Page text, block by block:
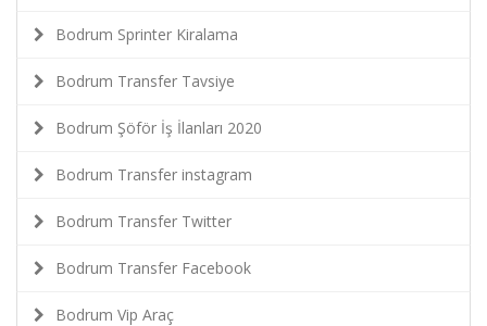
Bodrum Sprinter Kiralama
Bodrum Transfer Tavsiye
Bodrum Şöför İş İlanları 2020
Bodrum Transfer instagram
Bodrum Transfer Twitter
Bodrum Transfer Facebook
Bodrum Vip Araç